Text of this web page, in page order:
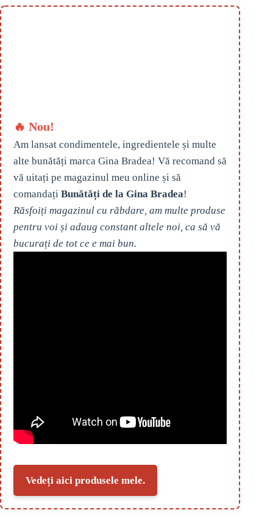
🔥 Nou!
Am lansat condimentele, ingredientele și multe
alte bunătăți marca Gina Bradea! Vă recomand să
vă uitați pe magazinul meu online și să
comandați Bunătăți de la Gina Bradea!
Răsfoiți magazinul cu răbdare, am multe produse
pentru voi și adaug constant altele noi, ca să vă
bucurați de tot ce e mai bun.
Vedeți aici produsele mele.